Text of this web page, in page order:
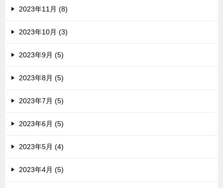
2023年11月 (8)
2023年10月 (3)
2023年9月 (5)
2023年8月 (5)
2023年7月 (5)
2023年6月 (5)
2023年5月 (4)
2023年4月 (5)